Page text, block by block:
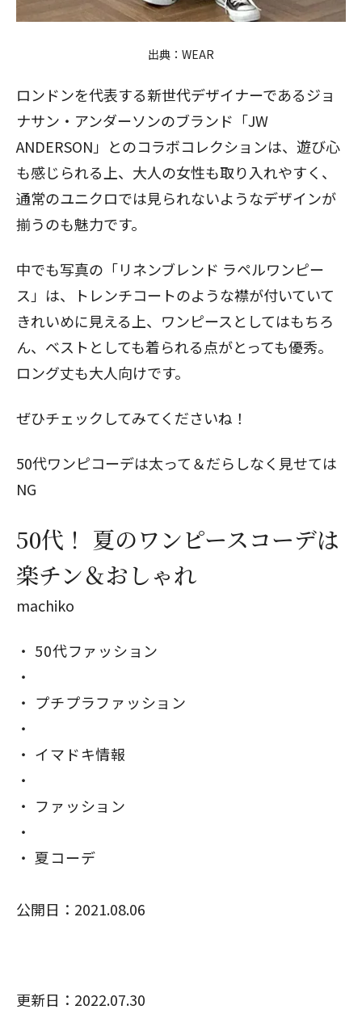
出典： WEAR
ロンドンを代表する新世代デザイナーであるジョ
ナサン・アンダーソンのブランド「JW
ANDERSON」とのコラボコレクションは、遊び心
も感じられる上、大人の女性も取り入れやすく、
通常のユニクロでは見られないようなデザインが
揃うのも魅力です。
中でも写真の「リネンブレンド ラペルワンピー
ス」は、トレンチコートのような襟が付いていて
きれいめに見える上、ワンピースとしてはもちろ
ん、ベストとしても着られる点がとっても優秀。
ロング丈も大人向けです。
ぜひチェックしてみてくださいね！
50代ワンピコーデは太って＆だらしなく見せては
NG
50代！ 夏のワンピースコーデは
楽チン＆おしゃれ
machiko
50代ファッション
プチプラファッション
イマドキ情報
ファッション
夏コーデ
公開日：2021.08.06
更新日：2022.07.30